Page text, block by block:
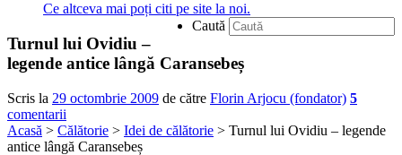
Ce altceva mai poți citi pe site la noi.
Caută
Turnul lui Ovidiu –
legende antice lângă Caransebeș
Scris la 29 octombrie 2009 de către Florin Arjocu (fondator) 5
comentarii
Acasă > Călătorie > Idei de călătorie > Turnul lui Ovidiu – legende
antice lângă Caransebeș